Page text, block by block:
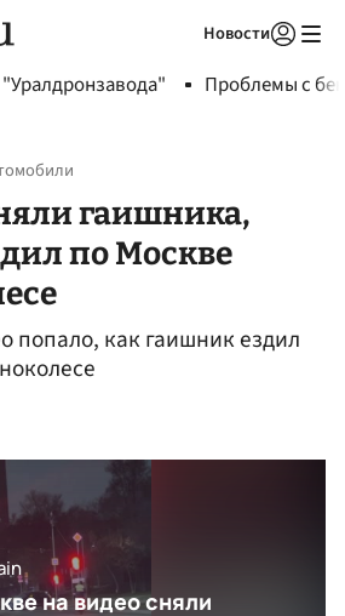
Новости
Проблемы с
гаишника,
по Москве
попало, как гаишник ездил